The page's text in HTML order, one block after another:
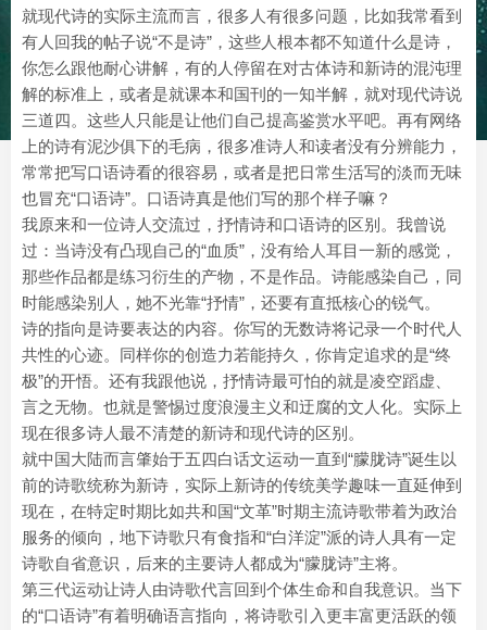
就现代诗的实际主流而言，很多人有很多问题，比如我常看到
有人回我的帖子说“不是诗”，这些人根本都不知道什么是诗，
你怎么跟他耐心讲解，有的人停留在对古体诗和新诗的混沌理
解的标准上，或者是就课本和国刊的一知半解，就对现代诗说
三道四。这些人只能是让他们自己提高鉴赏水平吧。再有网络
上的诗有泥沙俱下的毛病，很多准诗人和读者没有分辨能力，
常常把写口语诗看的很容易，或者是把日常生活写的淡而无味
也冒充“口语诗”。口语诗真是他们写的那个样子嘛？
我原来和一位诗人交流过，抒情诗和口语诗的区别。我曾说
过：当诗没有凸现自己的“血质”，没有给人耳目一新的感觉，
那些作品都是练习衍生的产物，不是作品。诗能感染自己，同
时能感染别人，她不光靠“抒情”，还要有直抵核心的锐气。
诗的指向是诗要表达的内容。你写的无数诗将记录一个时代人
共性的心迹。同样你的创造力若能持久，你肯定追求的是“终
极”的开悟。还有我跟他说，抒情诗最可怕的就是凌空蹈虚、
言之无物。也就是警惕过度浪漫主义和迂腐的文人化。实际上
现在很多诗人最不清楚的新诗和现代诗的区别。
就中国大陆而言肇始于五四白话文运动一直到“朦胧诗”诞生以
前的诗歌统称为新诗，实际上新诗的传统美学趣味一直延伸到
现在，在特定时期比如共和国“文革”时期主流诗歌带着为政治
服务的倾向，地下诗歌只有食指和“白洋淀”派的诗人具有一定
诗歌自省意识，后来的主要诗人都成为“朦胧诗”主将。
第三代运动让诗人由诗歌代言回到个体生命和自我意识。当下
的“口语诗”有着明确语言指向，将诗歌引入更丰富更活跃的领